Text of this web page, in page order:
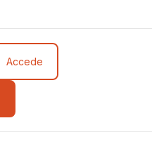
Accede